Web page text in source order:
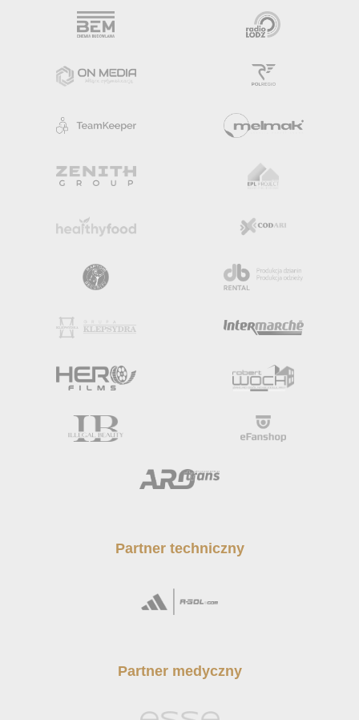
Partner techniczny
Partner medyczny